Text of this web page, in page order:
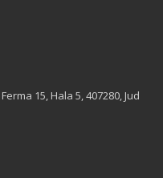
15, Hala 5, 407280, Jud